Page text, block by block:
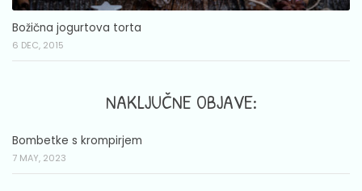
Božična jogurtova torta
6 DEC, 2015
NAKLJUČNE OBJAVE:
Bombetke s krompirjem
7 MAY, 2023